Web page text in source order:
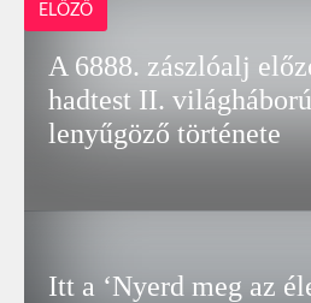
ELŐZŐ
A 6888. zászlóalj
hadtest II.
lenyűgöző története
Itt a ‘Nyerd meg az